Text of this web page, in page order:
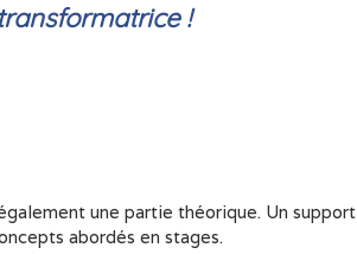
transformatrice !
une partie théorique. Un
abordés en stages.